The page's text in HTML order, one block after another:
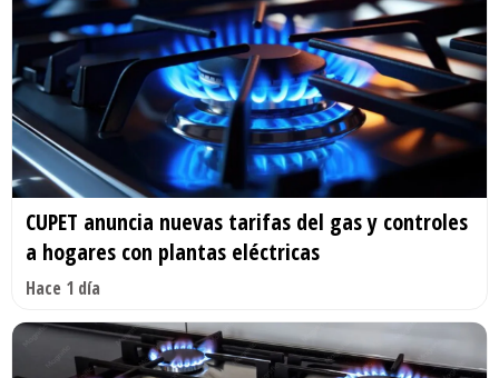
CUPET anuncia nuevas tarifas del gas y controles
a hogares con plantas eléctricas
Hace 1 día